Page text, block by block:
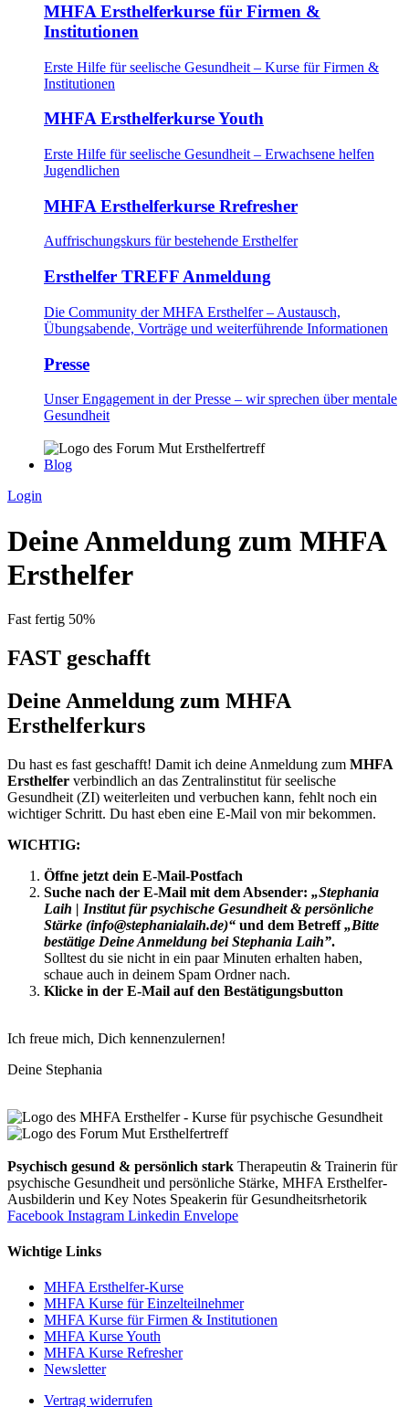
MHFA Ersthelferkurse für Firmen &
Institutionen
Erste Hilfe für seelische Gesundheit – Kurse für Firmen &
Institutionen
MHFA Ersthelferkurse Youth
Erste Hilfe für seelische Gesundheit – Erwachsene helfen
Jugendlichen
MHFA Ersthelferkurse Rrefresher
Auffrischungskurs für bestehende Ersthelfer
Ersthelfer TREFF Anmeldung
Die Community der MHFA Ersthelfer – Austausch,
Übungsabende, Vorträge und weiterführende Informationen
Presse
Unser Engagement in der Presse – wir sprechen über mentale
Gesundheit
Blog
Login
Deine Anmeldung zum MHFA
Ersthelfer
Fast fertig 50%
FAST geschafft
Deine Anmeldung zum MHFA
Ersthelferkurs
Du hast es fast geschafft! Damit ich deine Anmeldung zum MHFA
Ersthelfer verbindlich an das Zentralinstitut für seelische
Gesundheit (ZI) weiterleiten und verbuchen kann, fehlt noch ein
wichtiger Schritt. Du hast eben eine E-Mail von mir bekommen.
WICHTIG:
Öffne jetzt dein E-Mail-Postfach
Suche nach der E-Mail mit dem Absender: „Stephania
Laih | Institut für psychische Gesundheit & persönliche
Stärke (info@stephanialaih.de)“ und dem Betreff„Bitte
bestätige Deine Anmeldung bei Stephania Laih”.
Solltest du sie nicht in ein paar Minuten erhalten haben,
schaue auch in deinem Spam Ordner nach.
Klicke in der E-Mail auf den Bestätigungsbutton
Ich freue mich, Dich kennenzulernen!
Deine Stephania
Psychisch gesund & persönlich stark Therapeutin & Trainerin für
psychische Gesundheit und persönliche Stärke, MHFA Ersthelfer-
Aus­bild­er­in und Key Notes Speakerin für Gesundheits­rhetorik
Facebook Instagram Linkedin Envelope
Wichtige Links
MHFA Ersthelfer-Kurse
MHFA Kurse für Einzelteilnehmer
MHFA Kurse für Firmen & Institutionen
MHFA Kurse Youth
MHFA Kurse Refresher
Newsletter
Vertrag widerrufen